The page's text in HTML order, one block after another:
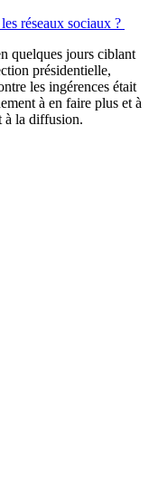
réseaux sociaux ?
quelques jours ciblant
présidentielle,
les ingérences était
à en faire plus et à
à la diffusion.